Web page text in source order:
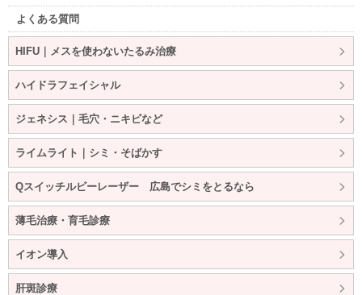
よくある質問
HIFU｜メスを使わないたるみ治療
ハイドラフェイシャル
ジェネシス｜毛穴・ニキビなど
ライムライト｜シミ・そばかす
Qスイッチルビーレーザー 広島でシミをとるなら
薄毛治療・育毛診療
イオン導入
肝斑診療